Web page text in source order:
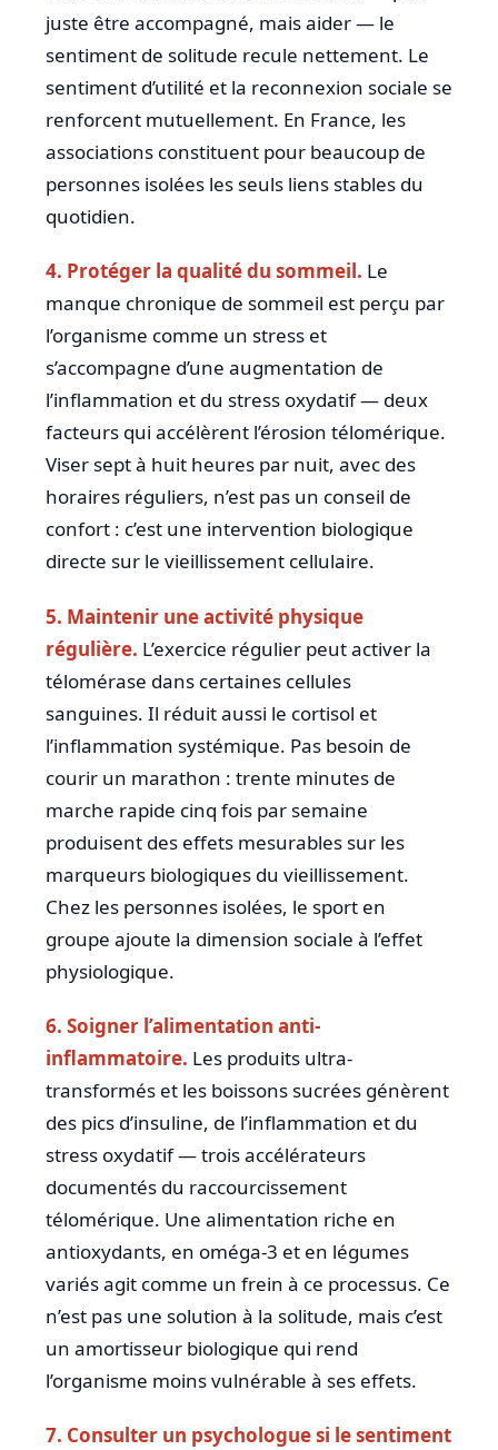
juste être accompagné, mais aider — le
sentiment de solitude recule nettement. Le
sentiment d’utilité et la reconnexion sociale se
renforcent mutuellement. En France, les
associations constituent pour beaucoup de
personnes isolées les seuls liens stables du
quotidien.
4. Protéger la qualité du sommeil. Le
manque chronique de sommeil est perçu par
l’organisme comme un stress et
s’accompagne d’une augmentation de
l’inflammation et du stress oxydatif — deux
facteurs qui accélèrent l’érosion télomérique.
Viser sept à huit heures par nuit, avec des
horaires réguliers, n’est pas un conseil de
confort : c’est une intervention biologique
directe sur le vieillissement cellulaire.
5. Maintenir une activité physique
régulière. L’exercice régulier peut activer la
télomérase dans certaines cellules
sanguines. Il réduit aussi le cortisol et
l’inflammation systémique. Pas besoin de
courir un marathon : trente minutes de
marche rapide cinq fois par semaine
produisent des effets mesurables sur les
marqueurs biologiques du vieillissement.
Chez les personnes isolées, le sport en
groupe ajoute la dimension sociale à l’effet
physiologique.
6. Soigner l’alimentation anti-
inflammatoire. Les produits ultra-
transformés et les boissons sucrées génèrent
des pics d’insuline, de l’inflammation et du
stress oxydatif — trois accélérateurs
documentés du raccourcissement
télomérique. Une alimentation riche en
antioxydants, en oméga-3 et en légumes
variés agit comme un frein à ce processus. Ce
n’est pas une solution à la solitude, mais c’est
un amortisseur biologique qui rend
l’organisme moins vulnérable à ses effets.
7. Consulter un psychologue si le sentiment